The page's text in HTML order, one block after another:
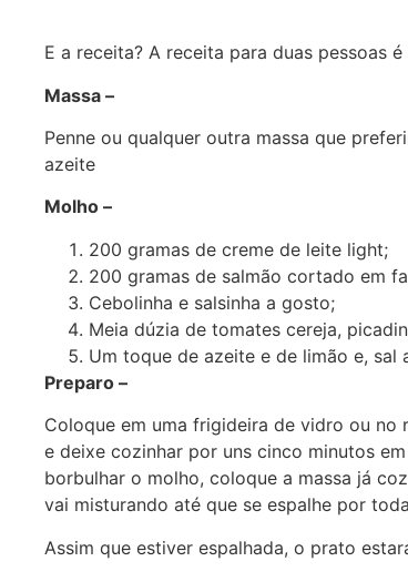
E a receita? A receita para duas pessoas
Massa –
Penne ou qualquer outra massa que
azeite
Molho –
200 gramas de creme de leite light;
200 gramas de salmão cortado em
Cebolinha e salsinha a gosto;
Meia dúzia de tomates cereja,
Um toque de azeite e de limão e, sal
Preparo –
Coloque em uma frigideira de vidro ou
e deixe cozinhar por uns cinco minutos
borbulhar o molho, coloque a massa já
vai misturando até que se espalhe por
Assim que estiver espalhada, o prato